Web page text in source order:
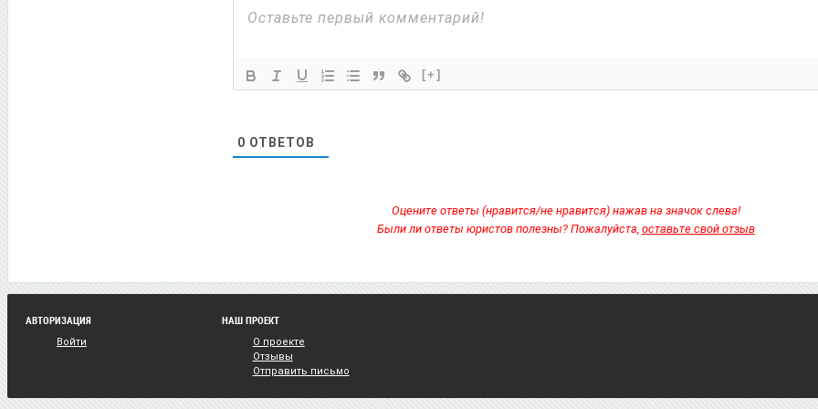
[+]
0 ОТВЕТОВ
Оцените ответы (нравится/не нравится) нажав на значок слева!
Были ли ответы юристов полезны? Пожалуйста, оставьте свой отзыв
АВТОРИЗАЦИЯ
Войти
НАШ ПРОЕКТ
О проекте
Отзывы
Отправить письмо